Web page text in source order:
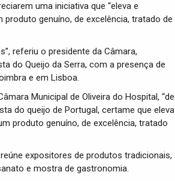
uma iniciativa que “eleva e
genuíno, de excelência, tratado de
referiu o presidente da Câmara,
do Queijo da Serra, com a presença de
e em Lisboa.
Municipal de Oliveira do Hospital, “de
do queijo de Portugal, certame que eleva
produto genuíno, de excelência, tratado
expositores de produtos tradicionais,
e mostra de gastronomia.